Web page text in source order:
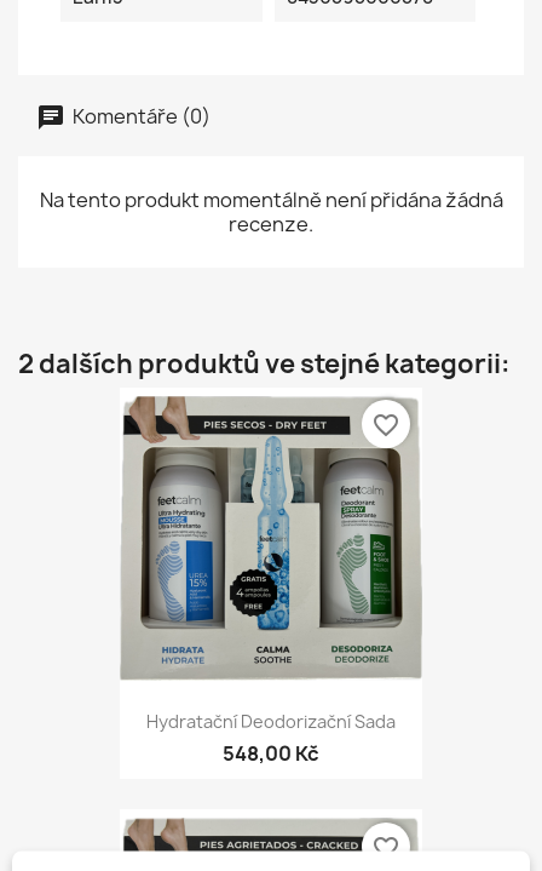
Komentáře (0)
Na tento produkt momentálně není přidána žádná
recenze.
2 dalších produktů ve stejné kategorii:
Hydratační Deodorizační Sada
548,00 Kč
favorite_border
favorite_border